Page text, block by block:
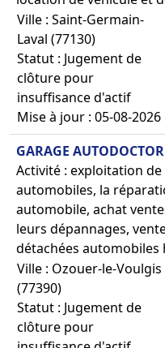
Ville : Saint-Germain-
Laval (77130)
Statut : Jugement de
clôture pour
insuffisance d'actif
Mise à jour : 05-08-2026
GARAGE AUTODOCTOR
Activité : exploitation
automobiles, la
automobile, achat
leurs dépannages,
détachées automobiles
Ville : Ozouer-le-Voulgis
(77390)
Statut : Jugement de
clôture pour